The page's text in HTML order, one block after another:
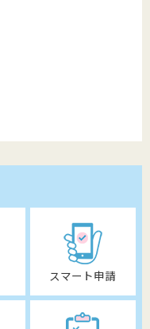
スマート申請